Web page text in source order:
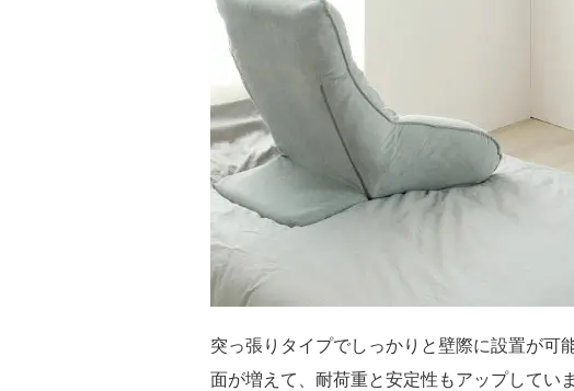
突っ張りタイプでしっかりと壁際に設置が可
面が増えて、耐荷重と安定性もアップしてい